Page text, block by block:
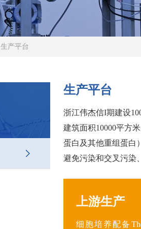
生产平台
生产平台
浙江伟杰信I期建设
建筑面积10000平方
蛋白及其他重组蛋白
避免污染和交叉污染
上游生产
细胞培养配备